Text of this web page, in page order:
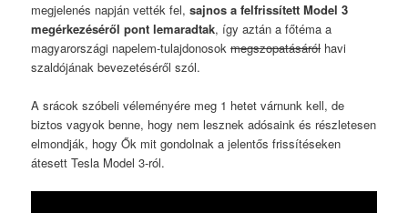
megjelenés napján vették fel,sajnos a felfrissített Model 3
megérkezéséről pont lemaradtak, így aztán a főtéma a
magyarországi napelem-tulajdonosokmegszopatásáról havi
szaldójának bevezetéséről szól.
A srácok szóbeli véleményére meg 1 hetet várnunk kell, de
biztos vagyok benne, hogy nem lesznek adósaink és részletesen
elmondják, hogy Ők mit gondolnak a jelentős frissítéseken
átesett Tesla Model 3-ról.